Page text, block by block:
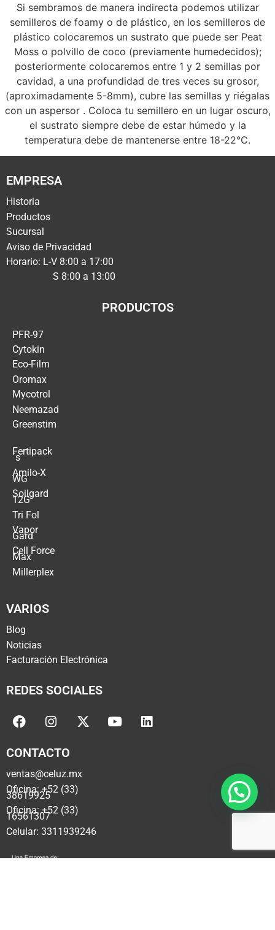
Si sembramos de manera indirecta podemos utilizar
semilleros de foamy o de plástico, en los semilleros de
plástico colocaremos un sustrato que puede ser Peat
Moss o polvillo de coco (previamente humedecidos);
posteriormente colocaremos entre 1 y 2 semillas por
cavidad, a una profundidad de tres veces su grosor,
(aproximadamente 5-8mm), cubre las semillas y riégalas
con un aspersor . Coloca tu semillero en un lugar oscuro,
el sustrato siempre debe de estar húmedo y la
temperatura debe de mantenerse entre 18-22°C.
EMPRESA
Historia
Productos
Sucursal
Aviso de Privacidad
Horario: L-V 8:00 a 17:00
S 8:00 a 13:00
PRODUCTOS
PFR-97
Cytokin
Eco-Film
Oromax
Mycotrol
Neemazad
Greenstim
Fertipack
´s
Amilo-X
WG
Soilgard
12G
Tri Fol
Vapor
Gard
Cell Force
Max
Millerplex
VARIOS
Blog
Noticias
Facturación Electrónica
REDES SOCIALES
CONTACTO
ventas@celuz.mx
Oficina: +52 (33)
38619925
Oficina: +52 (33)
16561307
Celular: 3311939246